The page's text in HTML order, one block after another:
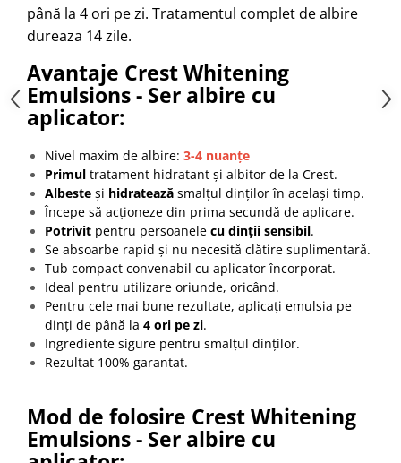
până la 4 ori pe zi. Tratamentul complet de albire
dureaza 14 zile.
Avantaje Crest Whitening
Emulsions - Ser albire cu
aplicator:
Nivel maxim de albire: 3-4 nuanțe
Primul tratament hidratant și albitor de la Crest.
Albeste și hidratează smalțul dinților în același timp.
Începe să acționeze din prima secundă de aplicare.
Potrivit pentru persoanele cu dinții sensibil.
Se absoarbe rapid și nu necesită clătire suplimentară.
Tub compact convenabil cu aplicator încorporat.
Ideal pentru utilizare oriunde, oricând.
Pentru cele mai bune rezultate, aplicați emulsia pe
dinți de până la 4 ori pe zi.
Ingrediente sigure pentru smalțul dinților.
Rezultat 100% garantat.
Mod de folosire Crest Whitening
Emulsions - Ser albire cu